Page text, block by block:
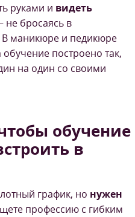
руками и видеть
не бросаясь в
В маникюре и педикюре
обучение построено так,
на один со своими
обучение
в
график, но нужен
профессию с гибким